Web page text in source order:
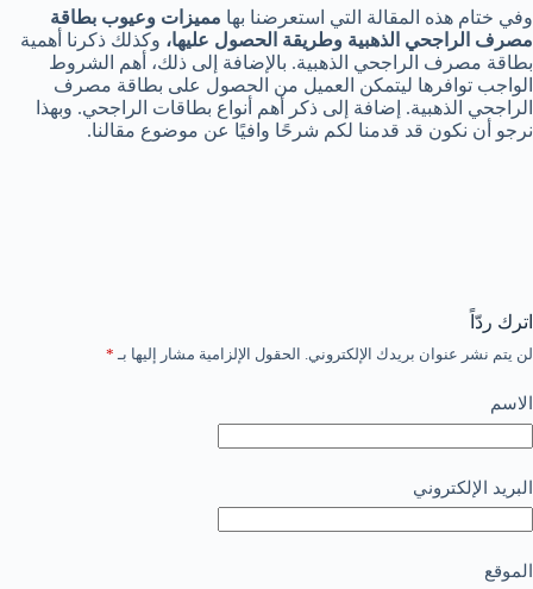
وفي ختام هذه المقالة التي استعرضنا بها مميزات وعيوب بطاقة
مصرف الراجحي الذهبية وطريقة الحصول عليها، وكذلك ذكرنا أهمية
بطاقة مصرف الراجحي الذهبية. بالإضافة إلى ذلك، أهم الشروط
الواجب توافرها ليتمكن العميل من الحصول على بطاقة مصرف
الراجحي الذهبية. إضافة إلى ذكر أهم أنواع بطاقات الراجحي. وبهذا
نرجو أن نكون قد قدمنا لكم شرحًا وافيًا عن موضوع مقالنا.
اترك ردّاً
لن يتم نشر عنوان بريدك الإلكتروني. الحقول الإلزامية مشار إليها بـ *
الاسم
البريد الإلكتروني
الموقع